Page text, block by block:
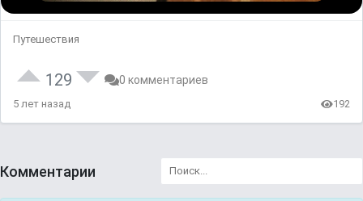
Путешествия
129 0 комментариев
5 лет назад 192
Комментарии